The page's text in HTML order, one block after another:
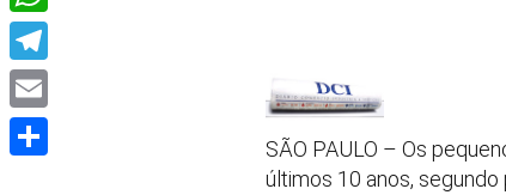
SÃO PAULO – Os
últimos 10 anos,
WhatsApp
Telegram
Email